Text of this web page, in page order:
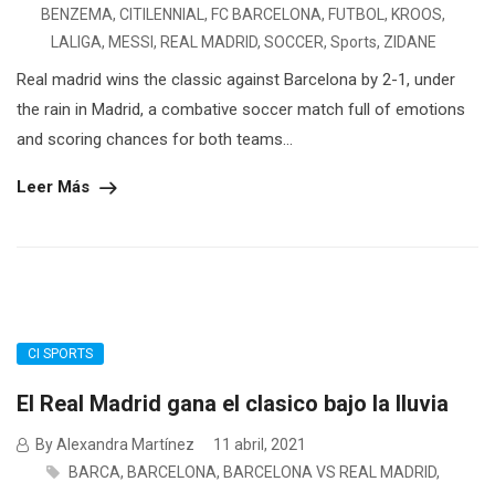
BENZEMA, CITILENNIAL , FC BARCELONA, FUTBOL , KROOS,
LALIGA, MESSI , REAL MADRID, SOCCER, Sports, ZIDANE
Real madrid wins the classic against Barcelona by 2-1, under
the rain in Madrid, a combative soccer match full of emotions
and scoring chances for both teams...
Leer Más
CI SPORTS
El Real Madrid gana el clasico bajo la lluvia
By Alexandra Martínez
11 abril, 2021
BARCA, BARCELONA, BARCELONA VS REAL MADRID,